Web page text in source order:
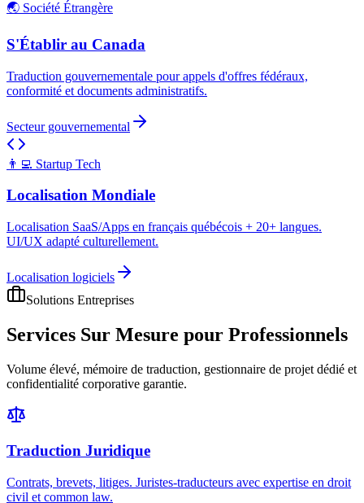
🌏 Société Étrangère
S'Établir au Canada
Traduction gouvernementale pour appels d'offres fédéraux,
conformité et documents administratifs.
Secteur gouvernemental
👨‍💻 Startup Tech
Localisation Mondiale
Localisation SaaS/Apps en français québécois + 20+ langues.
UI/UX adapté culturellement.
Localisation logiciels
Solutions Entreprises
Services Sur Mesure pour Professionnels
Volume élevé, mémoire de traduction, gestionnaire de projet dédié et
confidentialité corporative garantie.
Traduction Juridique
Contrats, brevets, litiges. Juristes-traducteurs avec expertise en droit
civil et common law.